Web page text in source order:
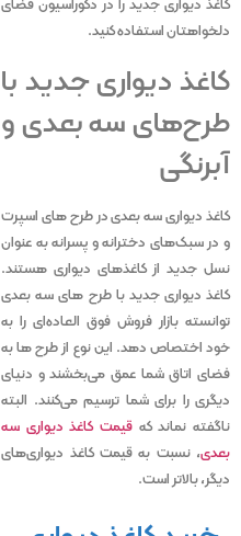
کاغذ دیواری جدید را در دکوراسیون فضای
دلخواهتان استفاده کنید.
کاغذ دیواری جدید با
طرح‌های سه بعدی و
آبرنگی
کاغذ دیواری سه بعدی در طرح های اسپرت
و در سبک‌های دخترانه و پسرانه به عنوان
نسل جدید از کاغذهای دیواری هستند.
کاغذ دیواری جدید با طرح های سه بعدی
توانسته بازار فروش فوق ‌العاده‌ای را به
خود اختصاص دهد. این نوع از طرح ‌ها به
فضای اتاق شما عمق می‌بخشند و دنیای
دیگری را برای شما ترسیم می‌کنند. البته
ناگفته نماند که قیمت کاغذ دیواری سه
بعدی، نسبت به قیمت کاغذ دیواریهای
دیگر، بالاتر است.